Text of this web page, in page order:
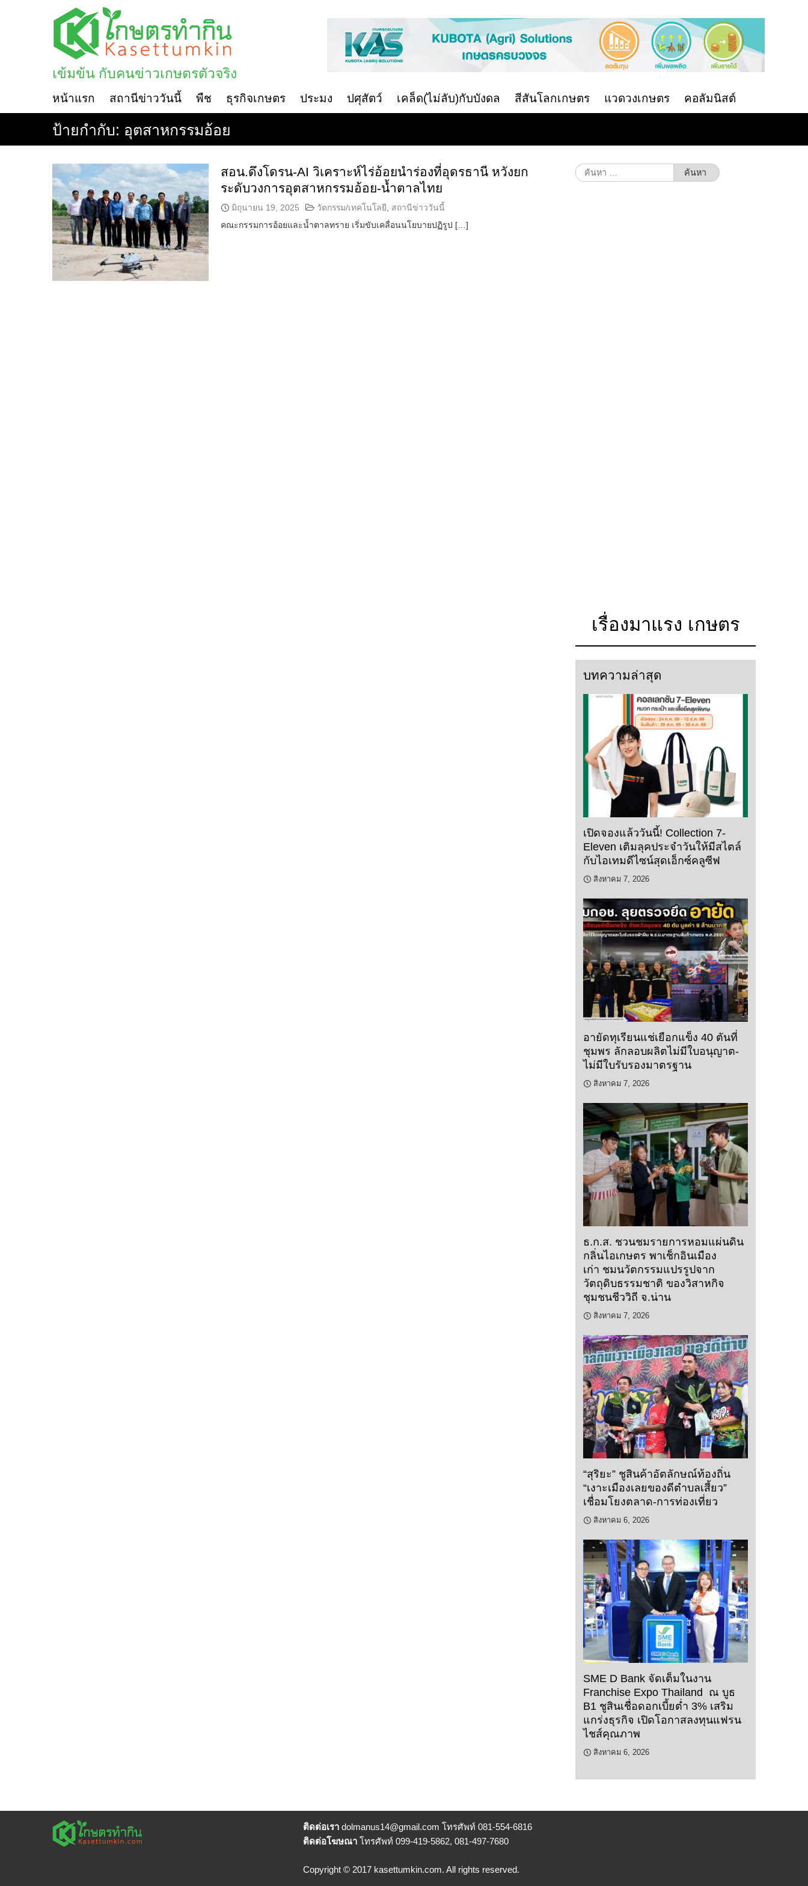
เข้มข้น กับคนข่าวเกษตรตัวจริง
หน้าแรก สถานีข่าววันนี้ พืช ธุรกิจเกษตร ประมง ปศุสัตว์ เคล็ด(ไม่ลับ)กับบังดล สีสันโลกเกษตร แวดวงเกษตร คอลัมนิสต์
ป้ายกำกับ: อุตสาหกรรมอ้อย
สอน.ดึงโดรน-AI วิเคราะห์ไร่อ้อยนำร่องที่อุดรธานี หวังยก
ระดับวงการอุตสาหกรรมอ้อย-น้ำตาลไทย
มิถุนายน 19, 2025 วัตกรรม/เทคโนโลยี
สถานีข่าววันนี้
คณะกรรมการอ้อยและน้ำตาลทราย เริ่มขับเคลื่อนนโยบายปฏิรูป […]
ค้นหา
สำหรับ:
เรื่องมาแรง เกษตร
บทความล่าสุด
เปิดจองแล้ววันนี้! Collection 7-
Eleven เติมลุคประจำวันให้มีสไตล์
กับไอเทมดีไซน์สุดเอ็กซ์คลูซีฟ
สิงหาคม 7, 2026
อายัดทุเรียนแช่เยือกแข็ง 40 ตันที่
ชุมพร ลักลอบผลิตไม่มีใบอนุญาต-
ไม่มีใบรับรองมาตรฐาน
สิงหาคม 7, 2026
ธ.ก.ส. ชวนชมรายการหอมแผ่นดิน
กลิ่นไอเกษตร พาเช็กอินเมือง
เก่า ชมนวัตกรรมแปรรูปจาก
วัตถุดิบธรรมชาติ ของวิสาหกิจ
ชุมชนชีววิถี จ.น่าน
สิงหาคม 7, 2026
“สุริยะ” ชูสินค้าอัตลักษณ์ท้องถิ่น
“เงาะเมืองเลยของดีตำบลเสี้ยว”
เชื่อมโยงตลาด-การท่องเที่ยว
สิงหาคม 6, 2026
SME D Bank จัดเต็มในงาน
Franchise Expo Thailand ณ บูธ
B1 ชูสินเชื่อดอกเบี้ยต่ำ 3% เสริม
แกร่งธุรกิจ เปิดโอกาสลงทุนแฟรน
ไชส์คุณภาพ
สิงหาคม 6, 2026
ติดต่อเรา dolmanus14@gmail.com โทรศัพท์ 081-554-6816
ติดต่อโฆษณา โทรศัพท์ 099-419-5862, 081-497-7680
Copyright © 2017 kasettumkin.com. All rights reserved.